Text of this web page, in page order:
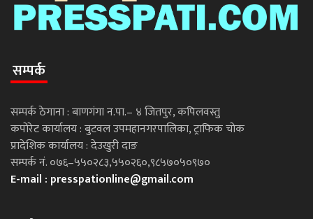
सम्पर्क
सम्पर्क ठेगाना : बाणगंगा न.पा.– ४ जितपुर, कपिलवस्तु
कपोरेट कार्यालय : बुटवल उपमहानगरपालिका, ट्राफिक चोक
प्रादेशिक कार्यालय : देउखुरी दाङ
सम्पर्क नं. ०७६–५५०२८३,५५०२६०,९८५७०५०९७०
E-mail : presspationline@gmail.com